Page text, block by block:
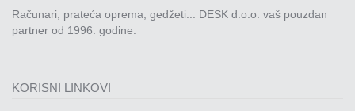
Računari, prateća oprema, gedžeti... DESK d.o.o. vaš pouzdan
partner od 1996. godine.
KORISNI LINKOVI